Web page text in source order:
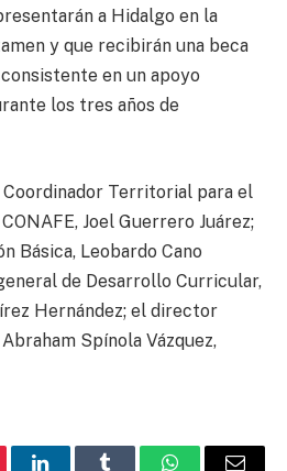
a Hidalgo en la
y que recibirán una beca
en un apoyo
los tres años de
Territorial para el
Joel Guerrero Juárez;
Básica, Leobardo Cano
de Desarrollo Curricular,
Hernández; el director
Spínola Vázquez,